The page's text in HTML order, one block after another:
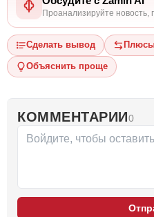
Проанализируйте новость,
Сделать вывод
Объяснить проще
КОММЕНТАРИИ0